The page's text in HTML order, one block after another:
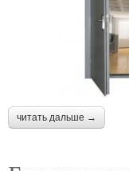
читать дальше →